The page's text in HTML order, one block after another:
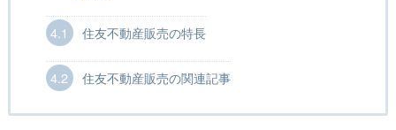
4.1 住友不動産販売の特長
4.2 住友不動産販売の関連記事